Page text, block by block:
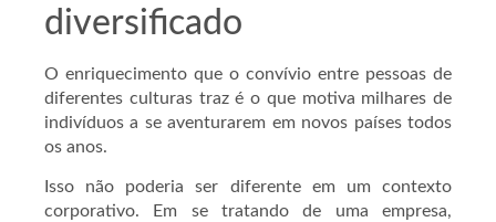
diversificado
O enriquecimento que o convívio entre pessoas de
diferentes culturas traz é o que motiva milhares de
indivíduos a se aventurarem em novos países todos
os anos.
Isso não poderia ser diferente em um contexto
corporativo. Em se tratando de uma empresa,